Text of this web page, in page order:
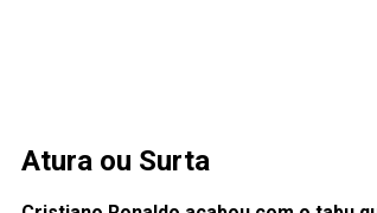
Atura ou Surta